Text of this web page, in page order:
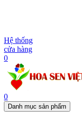
Hệ thống
cửa hàng
0
0
Danh mục sản phẩm